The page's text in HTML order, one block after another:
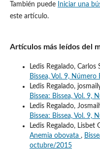
También puede Iniciar una
este artículo.
Artículos más leídos del
Ledis Regalado, Carlos
Bissea, Vol. 9,
Ledis Regalado,
Bissea: Bissea, Vol. 9,
Ledis Regalado,
Bissea: Bissea, Vol. 9,
Ledis Regalado, Lisbet
Anemia obovata ,
octubre/2015